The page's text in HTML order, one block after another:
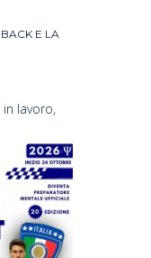
E LA
lavoro,